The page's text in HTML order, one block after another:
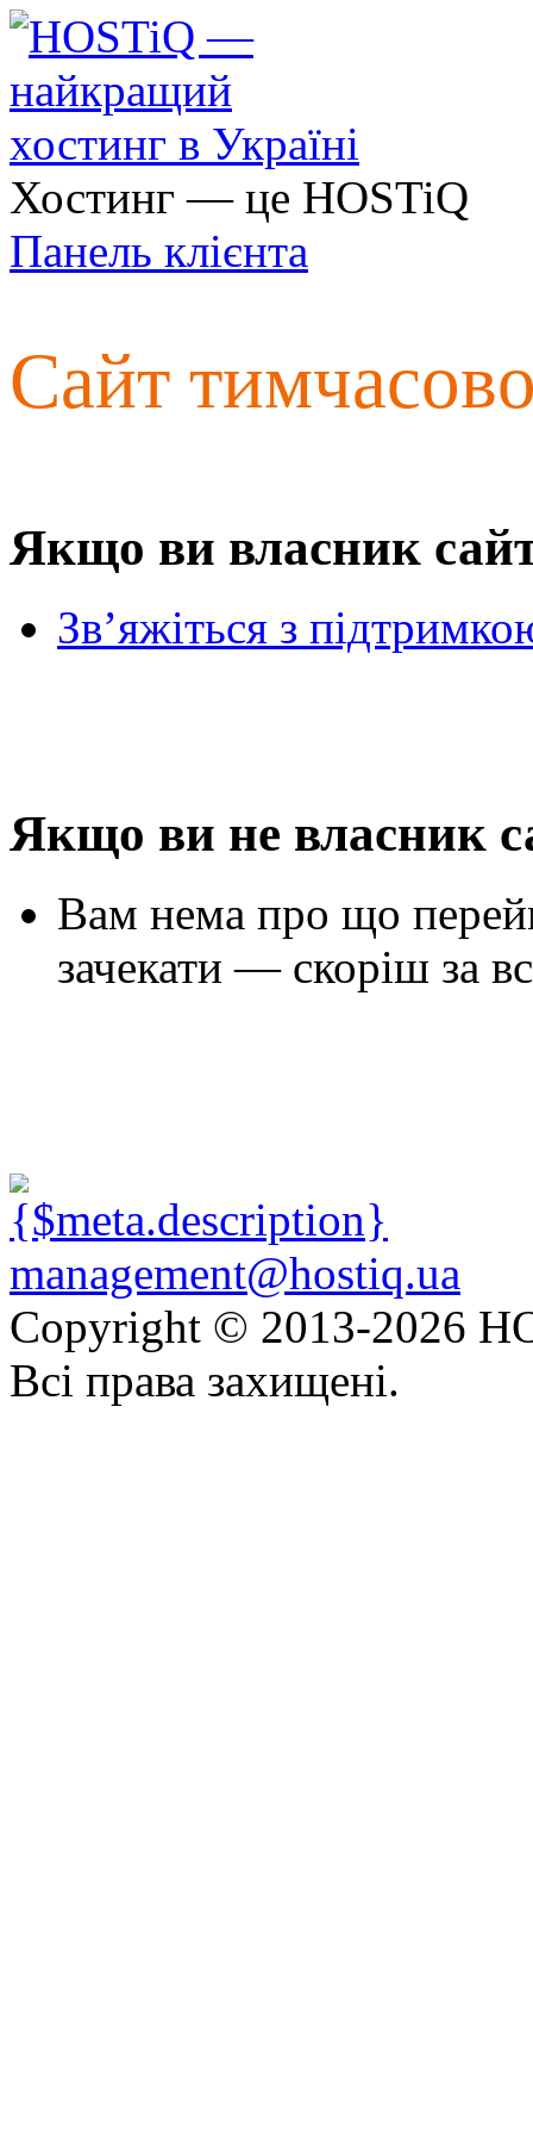
Хостинг — це HOSTiQ
Панель клієнта
Сайт
Якщо ви власник
Зв’яжіться з
Якщо ви не власник
Вам нема про що
зачекати — скоріш за
management@hostiq.ua
Copyright © 2013-2026
Всі права захищені.